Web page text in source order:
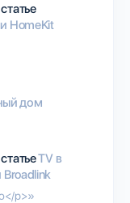
HomeKit
дом
TV в
p>»